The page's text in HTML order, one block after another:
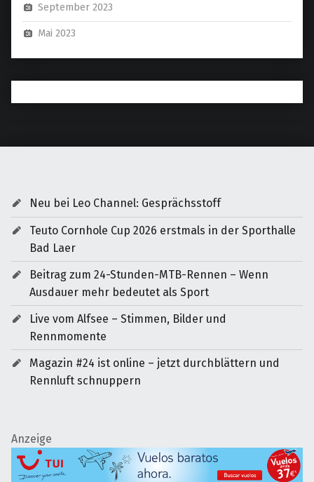
September 2023
Mai 2023
Neu bei Leo Channel: Gesprächsstoff
Teuto Cornhole Cup 2026 erstmals in der Sporthalle
Bad Laer
Beitrag zum 24-Stunden-MTB-Rennen – Wenn
Ausdauer mehr bedeutet als Sport
Live vom Alfsee – Stimmen, Bilder und
Rennmomente
Magazin #24 ist online – jetzt durchblättern und
Rennluft schnuppern
Anzeige